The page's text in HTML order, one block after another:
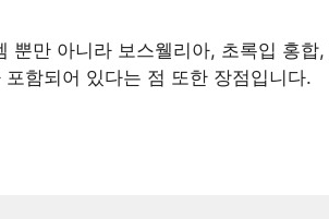
뿐만 아니라 보스웰리아, 초록입 홍
함되어 있다는 점 또한 장점입니다.